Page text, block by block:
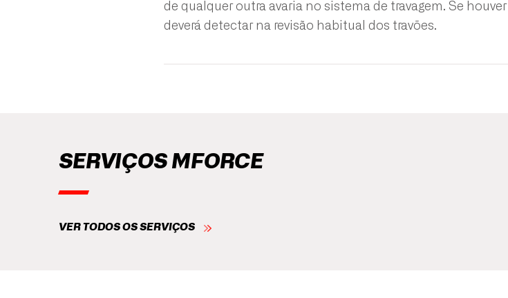
de qualquer outra avaria no sistema de travagem. Se
deverá detectar na revisão habitual dos travões.
SERVIÇOS MFORCE
VER TODOS OS SERVIÇOS